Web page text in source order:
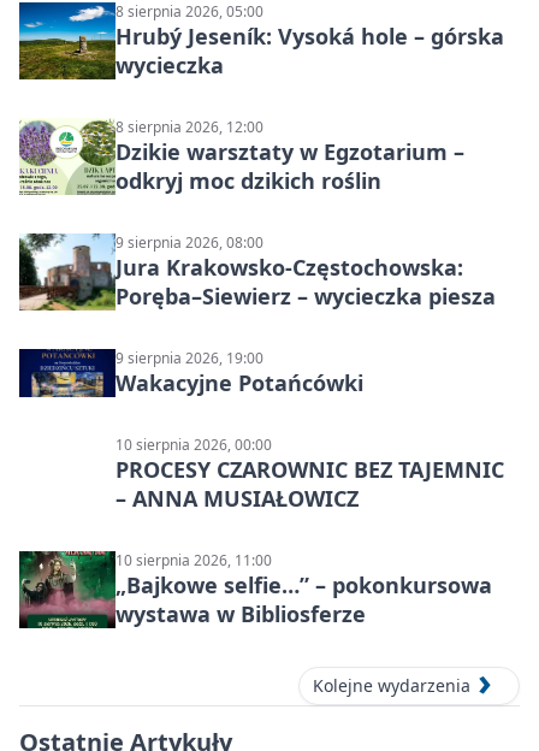
8 sierpnia 2026, 05:00
Hrubý Jeseník: Vysoká hole – górska
wycieczka
8 sierpnia 2026, 12:00
Dzikie warsztaty w Egzotarium –
odkryj moc dzikich roślin
9 sierpnia 2026, 08:00
Jura Krakowsko-Częstochowska:
Poręba–Siewierz – wycieczka piesza
9 sierpnia 2026, 19:00
Wakacyjne Potańcówki
10 sierpnia 2026, 00:00
PROCESY CZAROWNIC BEZ TAJEMNIC
– ANNA MUSIAŁOWICZ
10 sierpnia 2026, 11:00
„Bajkowe selfie…” – pokonkursowa
wystawa w Bibliosferze
Kolejne wydarzenia
Ostatnie Artykuły